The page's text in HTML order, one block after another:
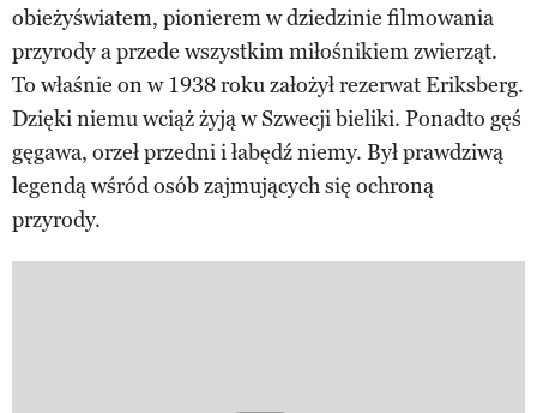
obieżyświatem, pionierem w dziedzinie filmowania
przyrody a przede wszystkim miłośnikiem zwierząt.
To właśnie on w 1938 roku założył rezerwat Eriksberg.
Dzięki niemu wciąż żyją w Szwecji bieliki. Ponadto gęś
gęgawa, orzeł przedni i łabędź niemy. Był prawdziwą
legendą wśród osób zajmujących się ochroną
przyrody.